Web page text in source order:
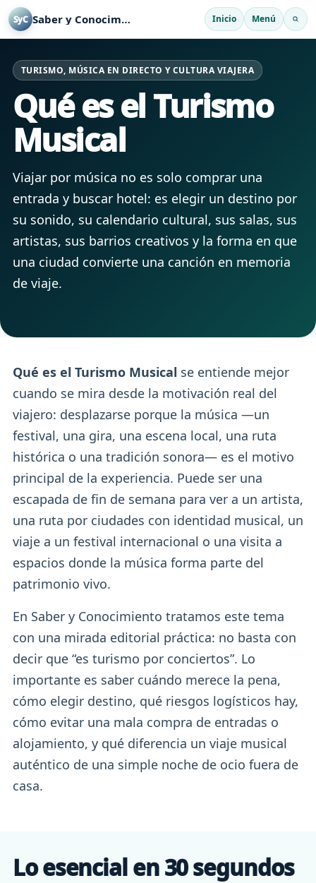
SyC Saber y Conocimiento Inicio Menú
TURISMO, MÚSICA EN DIRECTO Y CULTURA VIAJERA
Qué es el Turismo
Musical
Viajar por música no es solo comprar una
entrada y buscar hotel: es elegir un destino por
su sonido, su calendario cultural, sus salas, sus
artistas, sus barrios creativos y la forma en que
una ciudad convierte una canción en memoria
de viaje.
Qué es el Turismo Musical se entiende mejor
cuando se mira desde la motivación real del
viajero: desplazarse porque la música —un
festival, una gira, una escena local, una ruta
histórica o una tradición sonora— es el motivo
principal de la experiencia. Puede ser una
escapada de fin de semana para ver a un artista,
una ruta por ciudades con identidad musical, un
viaje a un festival internacional o una visita a
espacios donde la música forma parte del
patrimonio vivo.
En Saber y Conocimiento tratamos este tema
con una mirada editorial práctica: no basta con
decir que “es turismo por conciertos”. Lo
importante es saber cuándo merece la pena,
cómo elegir destino, qué riesgos logísticos hay,
cómo evitar una mala compra de entradas o
alojamiento, y qué diferencia un viaje musical
auténtico de una simple noche de ocio fuera de
casa.
Lo esencial en 30 segundos